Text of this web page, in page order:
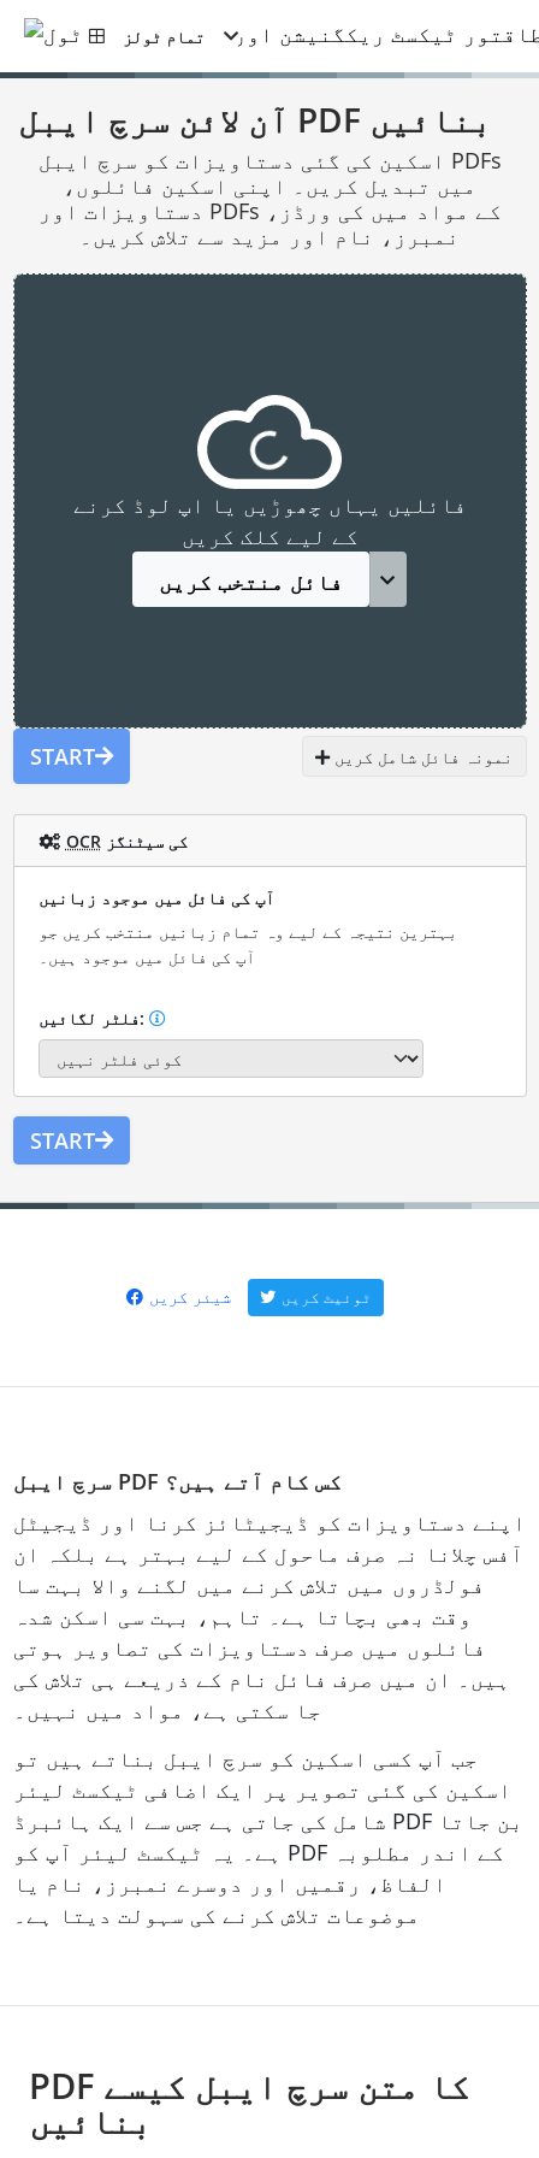
تمام ٹولز
آن لائن سرچ ایبل PDF بنائیں
اسکین کی گئی دستاویزات کو سرچ ایبل PDFs
میں تبدیل کریں۔ اپنی اسکین فائلوں،
دستاویزات اور PDFs کے مواد میں کی ورڈز،
نمبرز، نام اور مزید سے تلاش کریں۔
فائلیں یہاں چھوڑیں یا اپ لوڈ کرنے
کے لیے کلک کریں
فائل منتخب کریں
START نمونہ فائل شامل کریں
OCR کی سیٹنگز
آپ کی فائل میں موجود زبانیں
بہترین نتیجہ کے لیے وہ تمام زبانیں منتخب کریں جو
آپ کی فائل میں موجود ہیں۔
فلٹر لگائیں:
START
شیئر کریں ٹوئیٹ کریں
سرچ ایبل PDF کس کام آتے ہیں؟
اپنے دستاویزات کو ڈیجیٹائز کرنا اور ڈیجیٹل
آفس چلانا نہ صرف ماحول کے لیے بہتر ہے بلکہ ان
فولڈروں میں تلاش کرنے میں لگنے والا بہت سا
وقت بھی بچاتا ہے۔ تاہم، بہت سی اسکن شدہ
فائلوں میں صرف دستاویزات کی تصاویر ہوتی
ہیں۔ ان میں صرف فائل نام کے ذریعے ہی تلاش کی
جا سکتی ہے، مواد میں نہیں۔
جب آپ کسی اسکین کو سرچ ایبل بناتے ہیں تو
اسکین کی گئی تصویر پر ایک اضافی ٹیکسٹ لیئر
شامل کی جاتی ہے جس سے ایک ہائبرڈ PDF بن جاتا
ہے۔ یہ ٹیکسٹ لیئر آپ کو PDF کے اندر مطلوبہ
الفاظ، رقمیں اور دوسرے نمبرز، نام یا
موضوعات تلاش کرنے کی سہولت دیتا ہے۔
PDF کا متن سرچ ایبل کیسے
بنائیں